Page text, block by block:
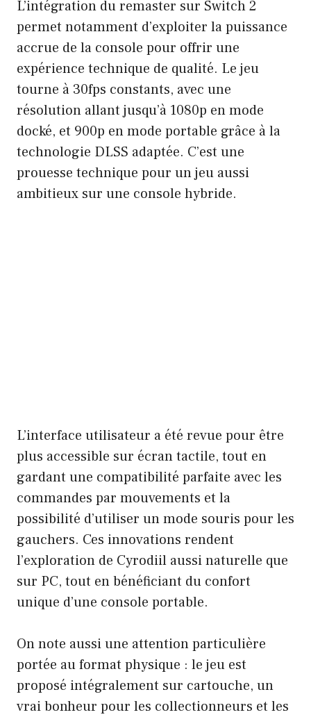
L’intégration du remaster sur Switch 2
permet notamment d’exploiter la puissance
accrue de la console pour offrir une
expérience technique de qualité. Le jeu
tourne à 30fps constants, avec une
résolution allant jusqu’à 1080p en mode
docké, et 900p en mode portable grâce à la
technologie DLSS adaptée. C’est une
prouesse technique pour un jeu aussi
ambitieux sur une console hybride.
L’interface utilisateur a été revue pour être
plus accessible sur écran tactile, tout en
gardant une compatibilité parfaite avec les
commandes par mouvements et la
possibilité d’utiliser un mode souris pour les
gauchers. Ces innovations rendent
l’exploration de Cyrodiil aussi naturelle que
sur PC, tout en bénéficiant du confort
unique d’une console portable.
On note aussi une attention particulière
portée au format physique : le jeu est
proposé intégralement sur cartouche, un
vrai bonheur pour les collectionneurs et les